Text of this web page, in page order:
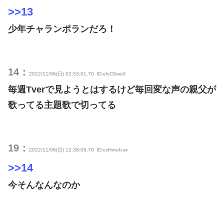
>>13
少年チャランポランだろ！
14： 2022/11/06(日) 02:53:01.70 ID:elvC9woX
毎週Tverで見ようとはするけど毎回変な声の親父が
歌ってる主題歌で切ってる
19： 2022/11/06(日) 12:38:09.70 ID:cvHmc4uw
>>14
今そんなんなのか